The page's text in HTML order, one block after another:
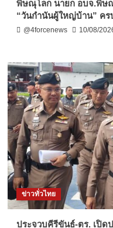
พิษณุโลก นายก อบจ.พิษณุ
“วันกำนันผู้ใหญ่บ้าน” คร
@4forcenews 10/08/
ข่าวทั่วไทย
ประจวบคีรีขันธ์-ตร. เปิด